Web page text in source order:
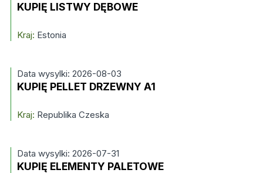
KUPIĘ LISTWY DĘBOWE
Kraj: Estonia
Data wysylki: 2026-08-03
KUPIĘ PELLET DRZEWNY A1
Kraj: Republika Czeska
Data wysylki: 2026-07-31
KUPIĘ ELEMENTY PALETOWE